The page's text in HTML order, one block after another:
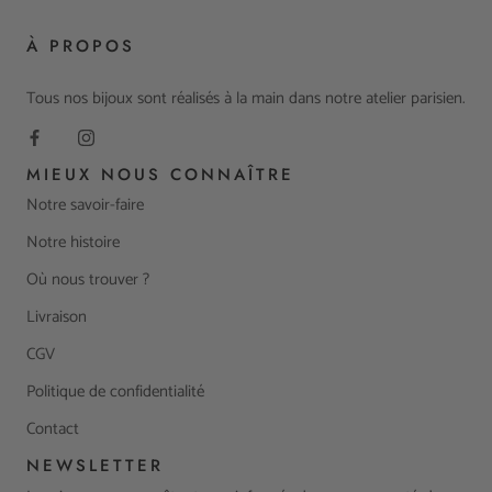
À PROPOS
Tous nos bijoux sont réalisés à la main dans notre atelier parisien.
MIEUX NOUS CONNAÎTRE
Notre savoir-faire
Notre histoire
Où nous trouver ?
Livraison
CGV
Politique de confidentialité
Contact
NEWSLETTER